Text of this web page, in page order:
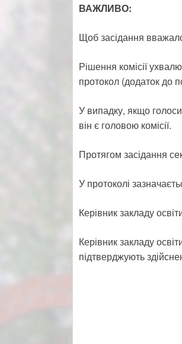
ВАЖЛИВО:
Щоб засідання
Рішення комісії
протокол (додаток до
У випадку, якщо
він є головою комісії.
Протягом засідання
У протоколі
Керівник закладу
Керівник закладу
підтверджують